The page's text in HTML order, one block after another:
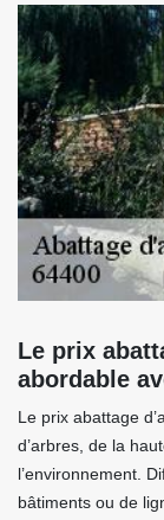
Le prix
abordable
Le prix abattage
d’arbres, de la
l’environnement.
bâtiments ou de